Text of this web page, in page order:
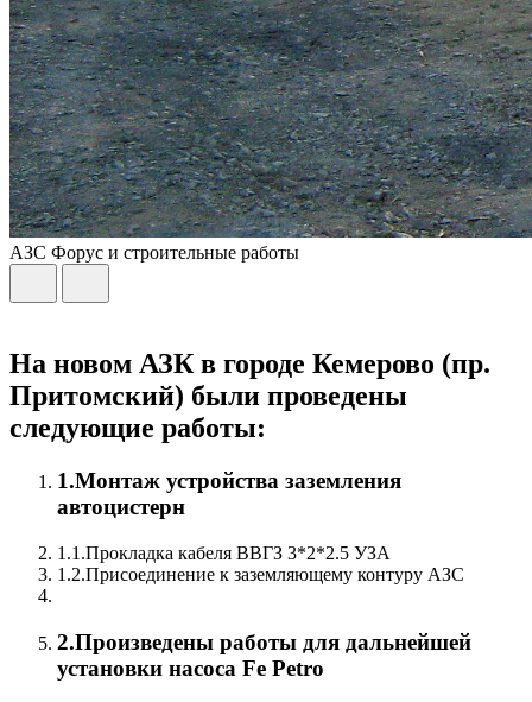
АЗС Форус и строительные работы
На новом АЗК в городе Кемерово (пр.
Притомский) были проведены
следующие работы:
1.Монтаж устройства заземления
автоцистерн
1.1.Прокладка кабеля ВВГЗ 3*2*2.5 УЗА
1.2.Присоединение к заземляющему контуру АЗС
2.Произведены работы для дальнейшей
установки насоса Fe Petro